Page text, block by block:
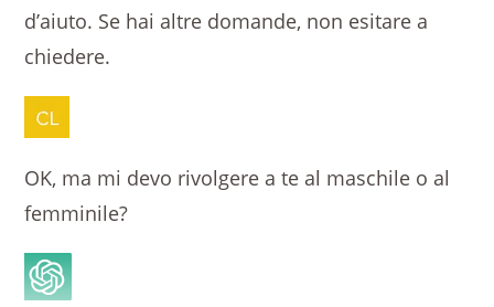
d’aiuto. Se hai altre domande, non esitare a
chiedere.
OK, ma mi devo rivolgere a te al maschile o al
femminile?